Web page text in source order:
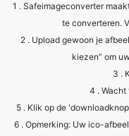
3 .
4 . Wacht
5 . Klik op de
6 . Opmerking: Uw ico-
uw